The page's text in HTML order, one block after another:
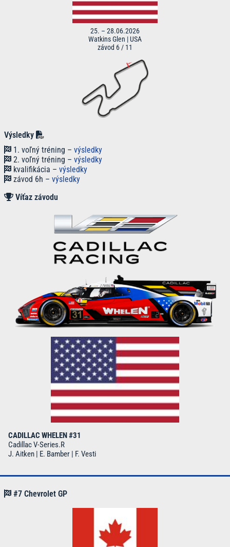
25. – 28.06.2026
Watkins Glen | USA
závod 6 / 11
Výsledky
1. voľný tréning – výsledky
2. voľný tréning – výsledky
kvalifikácia – výsledky
závod 6h – výsledky
Víťaz závodu
CADILLAC WHELEN #31
Cadillac V-Series.R
J. Aitken | E. Bamber | F. Vesti
#7 Chevrolet GP